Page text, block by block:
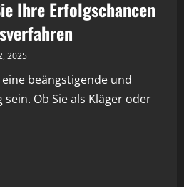
Ihre Erfolgschancen
2025
beängstigende und
Ob Sie als Kläger oder